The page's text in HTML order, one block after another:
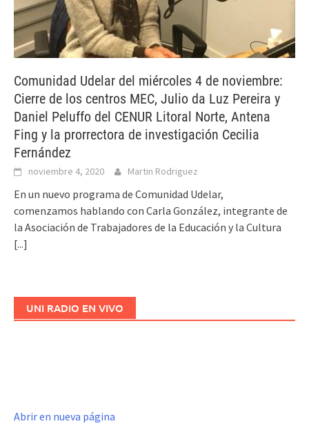
Comunidad Udelar del miércoles 4 de noviembre:
Cierre de los centros MEC, Julio da Luz Pereira y
Daniel Peluffo del CENUR Litoral Norte, Antena
Fing y la prorrectora de investigación Cecilia
Fernández
noviembre 4, 2020 Martin Rodriguez
En un nuevo programa de Comunidad Udelar,
comenzamos hablando con Carla González, integrante de
la Asociación de Trabajadores de la Educación y la Cultura
[...]
UNI RADIO EN VIVO
Abrir en nueva página